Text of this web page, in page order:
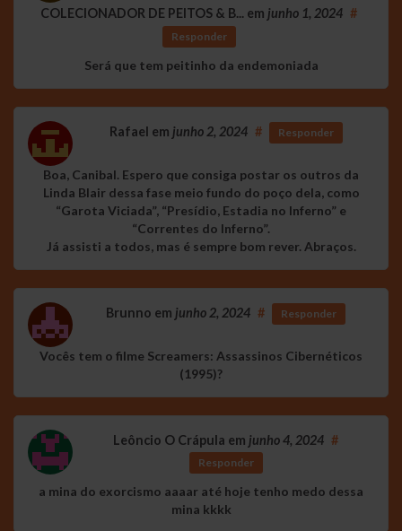
COLECIONADOR DE PEITOS & B... em junho 1, 2024 #
Responder
Será que tem peitinho da endemoniada
Rafael em junho 2, 2024 # Responder
Boa, Canibal. Espero que consiga postar os outros da
Linda Blair dessa fase meio fundo do poço dela, como
“Garota Viciada”, “Presídio, Estadia no Inferno” e
“Correntes do Inferno”.
Já assisti a todos, mas é sempre bom rever. Abraços.
Brunno em junho 2, 2024 # Responder
Vocês tem o filme Screamers: Assassinos Cibernéticos
(1995)?
Leôncio O Crápula em junho 4, 2024 #
Responder
a mina do exorcismo aaaar até hoje tenho medo dessa
mina kkkk